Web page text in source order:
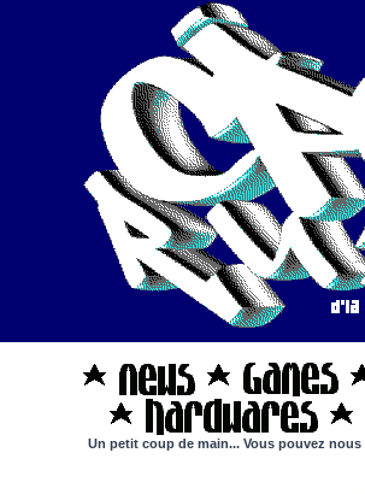
Un petit coup de main... Vous pouvez